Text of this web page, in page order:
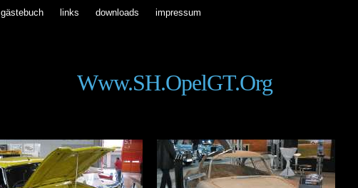
gästebuch links downloads impressum
Www.SH.OpelGT.org